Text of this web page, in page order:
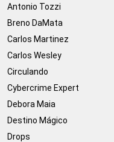
Antonio Tozzi
Breno DaMata
Carlos Martinez
Carlos Wesley
Circulando
Cybercrime Expert
Debora Maia
Destino Mágico
Drops